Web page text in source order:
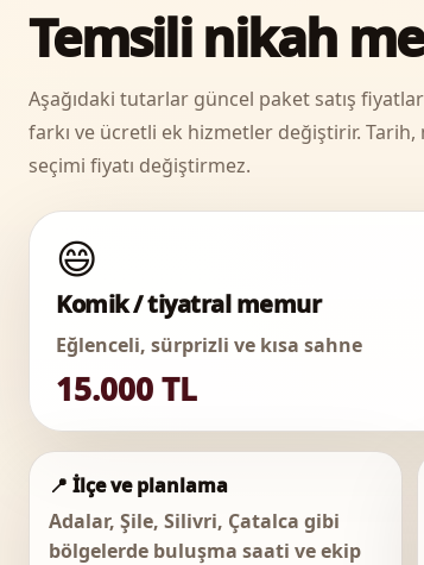
Temsili nikah
Aşağıdaki tutarlar güncel paket satış
farkı ve ücretli ek hizmetler değiştirir. Tarih,
seçimi fiyatı değiştirmez.
😄
Komik / tiyatral memur
Eğlenceli, sürprizli ve kısa sahne
15.000 TL
📍 İlçe ve planlama
Adalar, Şile, Silivri, Çatalca gibi
bölgelerde buluşma saati ve ekip